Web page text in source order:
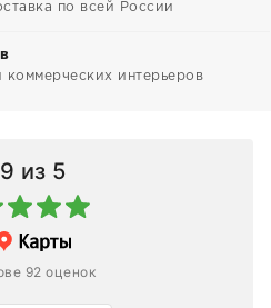
по всей России
коммерческих интерьеров
из 5
92 оценок